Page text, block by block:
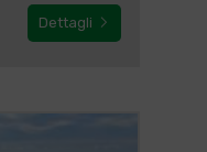
Dettagli